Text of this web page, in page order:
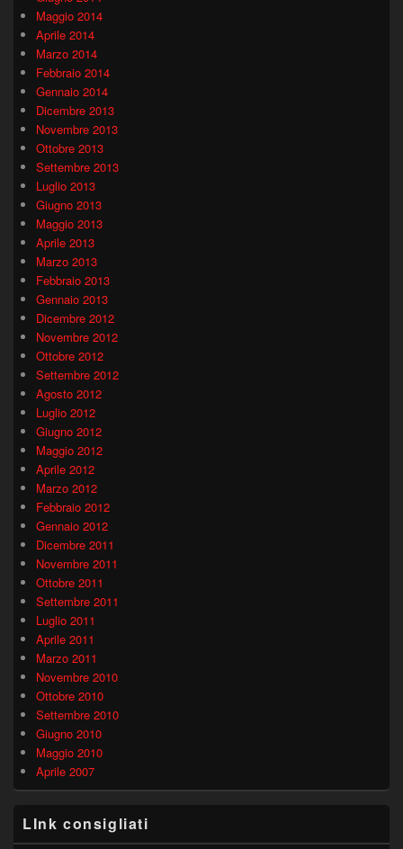
Maggio 2014
Aprile 2014
Marzo 2014
Febbraio 2014
Gennaio 2014
Dicembre 2013
Novembre 2013
Ottobre 2013
Settembre 2013
Luglio 2013
Giugno 2013
Maggio 2013
Aprile 2013
Marzo 2013
Febbraio 2013
Gennaio 2013
Dicembre 2012
Novembre 2012
Ottobre 2012
Settembre 2012
Agosto 2012
Luglio 2012
Giugno 2012
Maggio 2012
Aprile 2012
Marzo 2012
Febbraio 2012
Gennaio 2012
Dicembre 2011
Novembre 2011
Ottobre 2011
Settembre 2011
Luglio 2011
Aprile 2011
Marzo 2011
Novembre 2010
Ottobre 2010
Settembre 2010
Giugno 2010
Maggio 2010
Aprile 2007
LInk consigliati